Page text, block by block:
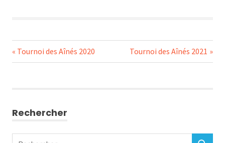
Navigation
Previous
Post:
Tournoi des Aînés 2020
Next
Post:
Tournoi des Aînés 2021
Rechercher